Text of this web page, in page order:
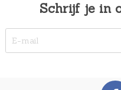
Schrijf je in